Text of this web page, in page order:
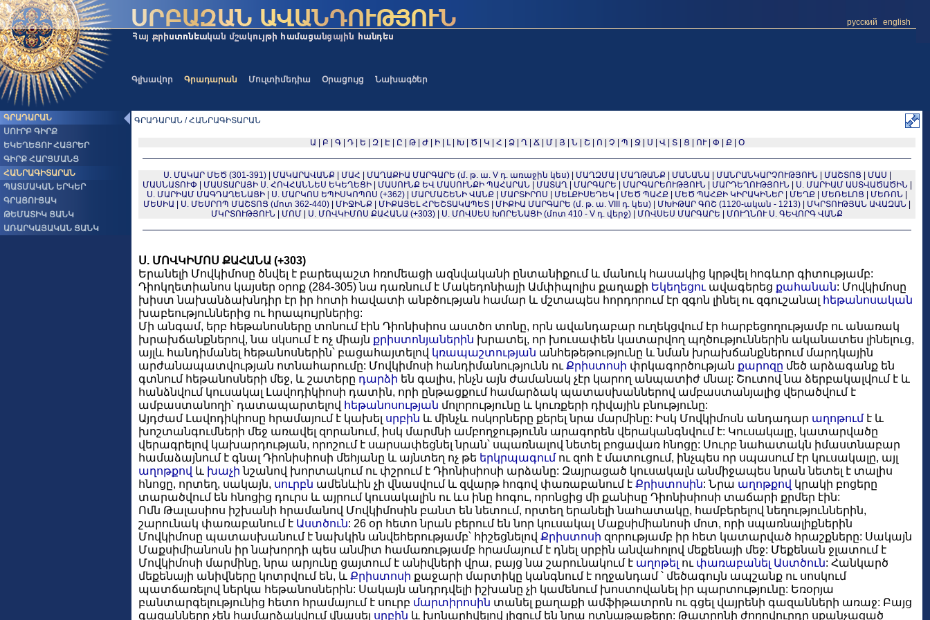
Գլխավոր Գրադարան Մուլտիմեդիա Օրացույց Նախագծեր
русский english
ԳՐԱԴԱՐԱՆ
ՍՈՒՐԲ ԳԻՐՔ
ԵԿԵՂԵՑՈՒ ՀԱՅՐԵՐ
ԳԻՐՔ ՀԱՐՑՄԱՆՑ
ՀԱՆՐԱԳԻՏԱՐԱՆ
ՊԱՏՄԱԿԱՆ ԵՐԿԵՐ
ԳՐԱՑՈՒՑԱԿ
ԹԵՄԱՏԻԿ ՑԱՆԿ
ԱՌԱՐԿԱՅԱԿԱՆ ՑԱՆԿ
ԳՐԱԴԱՐԱՆ / ՀԱՆՐԱԳԻՏԱՐԱՆ
Ա Բ Գ| Դ| Ե Զ| Է| Ը Թ| Ժ| Ի| Լ| Խ| Ծ| Կ Հ Ձ| Ղ| Ճ| Մ| Յ Ն Շ| Ո Չ Պ Ջ| Ս Վ| Տ| Ց ՈՒ| Փ Ք Օ
Ս. ՄԱԿԱՐ ՄԵԾ (301-391)| ՄԱԿԱՐԱՎԱՆՔ ՄԱՀ ՄԱՂԱՔԻԱ ՄԱՐԳԱՐԵ (մ. թ. ա. V դ. առաջին կես)| ՄԱՂԶՄԱ ՄԱՂԹԱՆՔ ՄԱՆԱՆԱ ՄԱՆՐԱՆԿԱՐՉՈՒԹՅՈՒՆ ՄԱՇՏՈՑ ՄԱՍ
ՄԱՍՆԱՏՈՒՓ
ՄԱՍՏԱՐԱՅԻ Ս. ՀՈՎՀԱՆՆԵՍ ԵԿԵՂԵՑԻ| ՄԱՍՈՒՆՔ ԵՎ ՄԱՍՈՒՆՔԻ ՊԱՀԱՐԱՆ ՄԱՏԱՂ| ՄԱՐԳԱՐԵ ՄԱՐԳԱՐԵՈՒԹՅՈՒՆ ՄԱՐԴԵՂՈՒԹՅՈՒՆ Ս. ՄԱՐԻԱՄ ԱՍՏՎԱԾԱԾԻՆ
Ս. ՄԱՐԻԱՄ ՄԱԳԴԱՂԵՆԱՑԻ
Ս. ՄԱՐԿՈՍ ԵՊԻՍԿՈՊՈՍ (+362) ՄԱՐՄԱՇԵՆԻ ՎԱՆՔ ՄԱՐՏԻՐՈՍ ՄԵԼՔԻՍԵԴԵԿ ՄԵԾ ՊԱՀՔ ՄԵԾ ՊԱՀՔԻ ԿԻՐԱԿԻՆԵՐ ՄԵՂՔ ՄԵՌԵԼՈՑ ՄԵՌՈՆ
ՄԵՍԻԱ
Ս. ՄԵՍՐՈՊ ՄԱՇՏՈՑ (մոտ 362-440) ՄԻՋԻՆՔ ՄԻՔԱՅԵԼ ՀՐԵՇՏԱԿԱՊԵՏ ՄԻՔԻԱ ՄԱՐԳԱՐԵ (մ. թ. ա. VIII դ. կես) ՄԽԻԹԱՐ ԳՈՇ (1120-ական - 1213) ՄԿՐՏՈՒԹՅԱՆ ԱՎԱԶԱՆ
ՄԿՐՏՈՒԹՅՈՒՆ
ՄՈՄ Ս. ՄՈՎԿԻՄՈՍ ՔԱՀԱՆԱ (+303) Ս. ՄՈՎՍԵՍ ԽՈՐԵՆԱՑԻ (մոտ 410 - V դ. վերջ) ՄՈՎՍԵՍ ՄԱՐԳԱՐԵ ՄՈՒՂՆՈՒ Ս. ԳԵՎՈՐԳ ՎԱՆՔ
Ս. ՄՈՎԿԻՄՈՍ ՔԱՀԱՆԱ (+303)
Երանելի Մովկիմոսը ծնվել է բարեպաշտ հռոմեացի ազնվականի ընտանիքում և մանուկ հասակից կրթվել հոգևոր գիտությամբ:
Դիոկղետիանոս կայսեր օրոք (284-305) նա դառնում է Մակեդոնիայի Ամփիպոլիս քաղաքի Եկեղեցու ավագերեց քահանան: Մովկիմոսը
խիստ նախանձախնդիր էր իր հոտի հավատի անբծության համար և մշտապես հորդորում էր զգոն լինել ու զգուշանալ հեթանոսական
խաբեություններից ու հրապույրներից:
Մի անգամ, երբ հեթանոսները տոնում էին Դիոնիսիոս աստծո տոնը, որն ավանդաբար ուղեկցվում էր հարբեցողությամբ ու անառակ
խրախճանքներով, նա սկսում է ոչ միայն քրիստոնյաներին խրատել, որ խուսափեն կատարվող պղծություններին ականատես լինելուց,
այլև հանդիմանել հեթանոսներին՝ բացահայտելով կռապաշտության անհեթեթությունը և նման խրախճանքներում մարդկային
արժանապատվության ոտնահարումը: Մովկիմոսի հանդիմանությունն ու Քրիստոսի փրկագործության քարոզը մեծ արձագանք են
գտնում հեթանոսների մեջ, և շատերը դարձի են գալիս, ինչն այն ժամանակ չէր կարող անպատիժ մնալ: Շուտով նա ձերբակալվում է և
հանձնվում կուսակալ Լավոդիկիոսի դատին, որի ընթացքում համարձակ պատասխաններով ամբաստանյալից վերածվում է
ամբաստանողի՝ դատապարտելով հեթանոսության մոլորությունը և կուռքերի դիվային բնությունը:
Այդժամ Լավոդիկիոսը հրամայում է կախել սրբին և մինչև ոսկորները քերել նրա մարմինը: Իսկ Մովկիմոսն անդադար աղոթումէ և
խոշտանգումների մեջ առավել զորանում, իսկ մարմնի ամբողջությունն արագորեն վերականգնվում է: Կուսակալը, կատարվածը
վերագրելով կախարդության, որոշում է սարսափեցնել նրան՝ սպառնալով նետել բոցավառ հնոցը: Սուրբ նահատակն իմաստնաբար
համաձայնում է գնալ Դիոնիսիոսի մեհյանը և այնտեղ ոչ թե երկրպագումու զոհ է մատուցում, ինչպես որ սպասում էր կուսակալը, այլ
աղոթքով և խաչի նշանով խորտակում ու փշրում է Դիոնիսիոսի արձանը: Զայրացած կուսակալն անմիջապես նրան նետել է տալիս
հնոցը, որտեղ, սակայն, սուրբն ամենևին չի վնասվում և զվարթ հոգով փառաբանում է Քրիստոսին: Նրա աղոթքով կրակի բոցերը
տարածվում են հնոցից դուրս և այրում կուսակալին ու ևս ինը հոգու, որոնցից մի քանիսը Դիոնիսիոսի տաճարի քրմեր էին:
Ոմն Թալասիոս իշխանի հրամանով Մովկիմոսին բանտ են նետում, որտեղ երանելի նահատակը, համբերելով նեղություններին,
շարունակ փառաբանում է Աստծուն: 26 օր հետո նրան բերում են նոր կուսակալ Մաքսիմիանոսի մոտ, որի սպառնալիքներին
Մովկիմոսը պատասխանում է նախկին անվեհերությամբ՝ հիշեցնելով Քրիստոսի զորությամբ իր հետ կատարված հրաշքները: Սակայն
Մաքսիմիանոսն իր նախորդի պես անմիտ համառությամբ հրամայում է դնել սրբին անվահոլով մեքենայի մեջ: Մեքենան ջլատում է
Մովկիմոսի մարմինը, նրա արյունը ցայտում է անիվների վրա, բայց նա շարունակում է աղոթել ու փառաբանել Աստծուն: Հանկարծ
մեքենայի անիվները կոտրվում են, և Քրիստոսի քաջարի մարտիկը կանգնում է ողջանդամ ՝ մեծագույն ապշանք ու սոսկում
պատճառելով ներկա հեթանոսներին: Սակայն անդրդվելի իշխանը չի կամենում խոստովանել իր պարտությունը: Եռօրյա
բանտարգելությունից հետո հրամայում է սուրբ մարտիրոսին տանել քաղաքի ամֆիթատրոն ու գցել վայրենի գազանների առաջ: Բայց
գազանները չեն համարձակվում վնասել սրբին և խոնարհվելով լիզում են նրա ոտնաթաթերը: Թատրոնի ժողովուրդը սքանչացած